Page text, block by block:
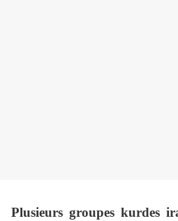
Plusieurs groupes kurdes